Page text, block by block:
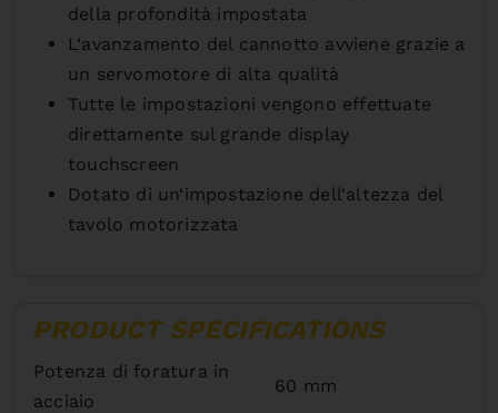
della profondità impostata
L‘avanzamento del cannotto avviene grazie a
un servomotore di alta qualità
Tutte le impostazioni vengono effettuate
direttamente sul grande display
touchscreen
Dotato di un‘impostazione dell‘altezza del
tavolo motorizzata
PRODUCT SPECIFICATIONS
Potenza di foratura in
acciaio
60 mm